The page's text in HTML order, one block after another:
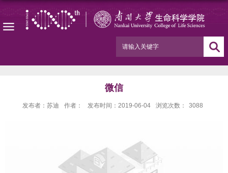
微信
发布者：苏迪 作者： 发布时间：2019-06-04 浏览次数： 3088